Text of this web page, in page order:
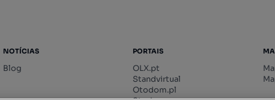
NOTÍCIAS
Blog
PORTAIS
OLX.pt
Standvirtual
Otodom.pl
Storia.ro